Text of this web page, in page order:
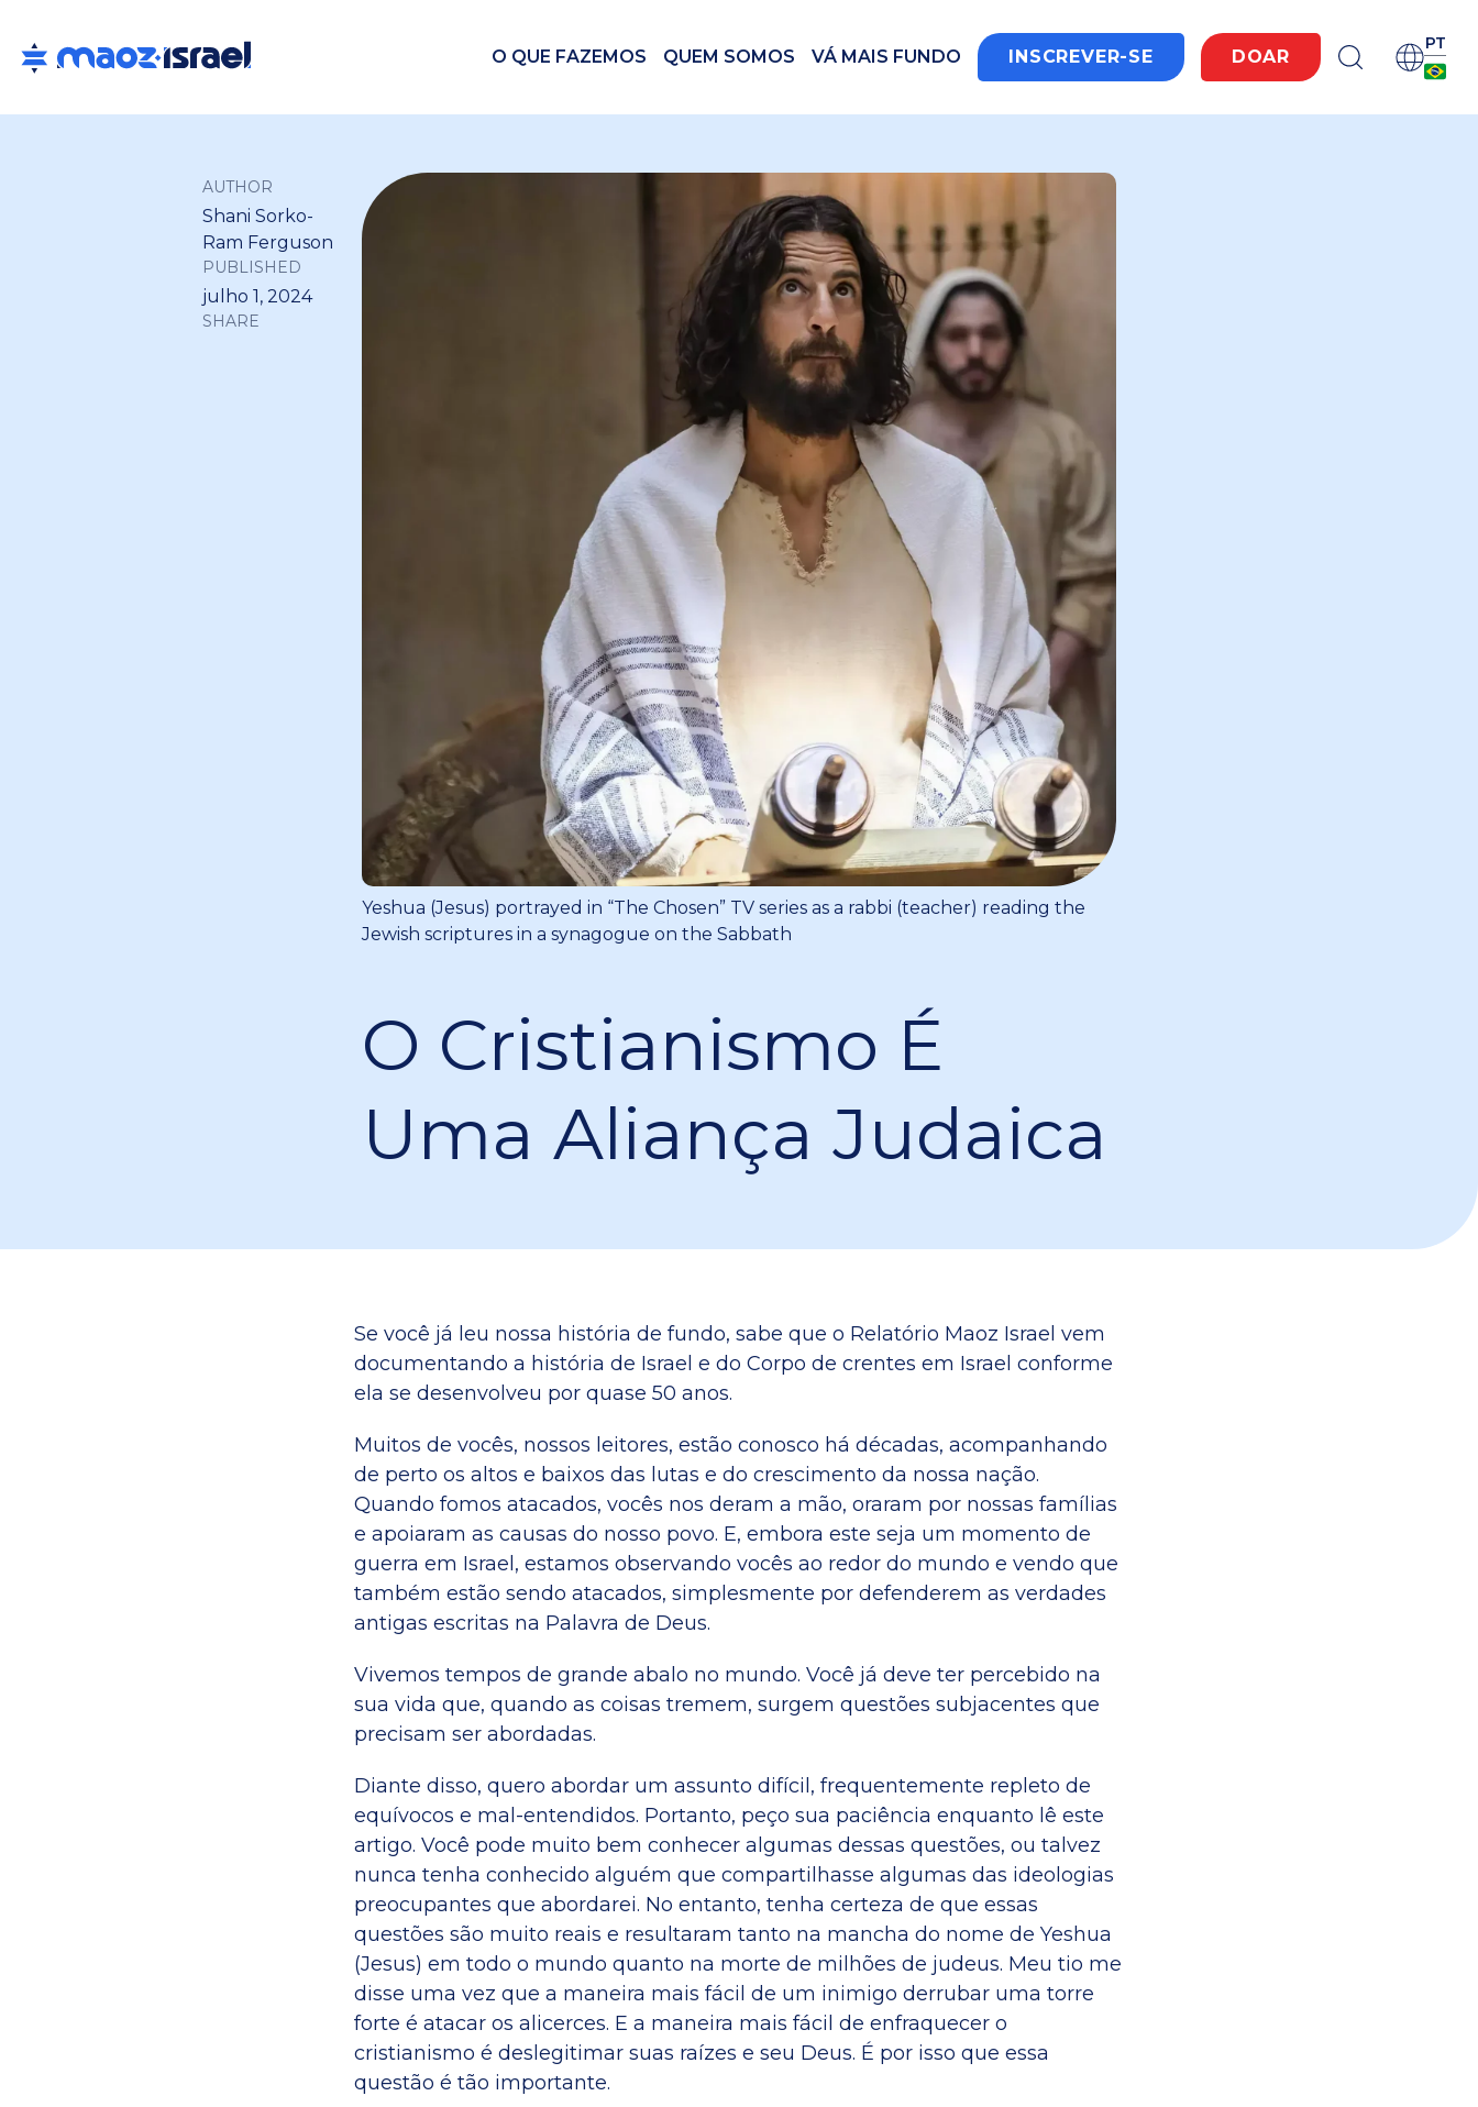
O QUE FAZEMOS QUEM SOMOS VÁ MAIS FUNDO INSCREVER-SE DOAR
PT
AUTHOR
Shani Sorko-
Ram Ferguson
PUBLISHED
julho 1, 2024
SHARE
Yeshua (Jesus) portrayed in “The Chosen” TV series as a rabbi (teacher) reading the
Jewish scriptures in a synagogue on the Sabbath
O Cristianismo É
Uma Aliança Judaica
Se você já leu nossa história de fundo, sabe que o Relatório Maoz Israel vem
documentando a história de Israel e do Corpo de crentes em Israel conforme
ela se desenvolveu por quase 50 anos.
Muitos de vocês, nossos leitores, estão conosco há décadas, acompanhando
de perto os altos e baixos das lutas e do crescimento da nossa nação.
Quando fomos atacados, vocês nos deram a mão, oraram por nossas famílias
e apoiaram as causas do nosso povo. E, embora este seja um momento de
guerra em Israel, estamos observando vocês ao redor do mundo e vendo que
também estão sendo atacados, simplesmente por defenderem as verdades
antigas escritas na Palavra de Deus.
Vivemos tempos de grande abalo no mundo. Você já deve ter percebido na
sua vida que, quando as coisas tremem, surgem questões subjacentes que
precisam ser abordadas.
Diante disso, quero abordar um assunto difícil, frequentemente repleto de
equívocos e mal-entendidos. Portanto, peço sua paciência enquanto lê este
artigo. Você pode muito bem conhecer algumas dessas questões, ou talvez
nunca tenha conhecido alguém que compartilhasse algumas das ideologias
preocupantes que abordarei. No entanto, tenha certeza de que essas
questões são muito reais e resultaram tanto na mancha do nome de Yeshua
(Jesus) em todo o mundo quanto na morte de milhões de judeus. Meu tio me
disse uma vez que a maneira mais fácil de um inimigo derrubar uma torre
forte é atacar os alicerces. E a maneira mais fácil de enfraquecer o
cristianismo é deslegitimar suas raízes e seu Deus. É por isso que essa
questão é tão importante.